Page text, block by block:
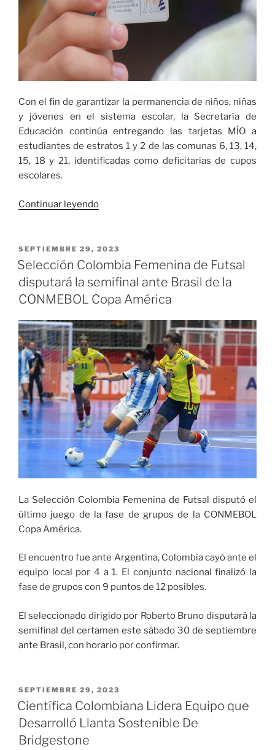
Con el fin de garantizar la permanencia de niños, niñas
y jóvenes en el sistema escolar, la Secretaría de
Educación continúa entregando las tarjetas MÍO a
estudiantes de estratos 1 y 2 de las comunas 6, 13, 14,
15, 18 y 21, identificadas como deficitarias de cupos
escolares.
Continuar leyendo«Continúa
de
tarjetas
MÍO
estudiantes
de
planteles
oficiales
de
los
estratos
1
y
2
de
seis
PUBLICADO
EL
SEPTIEMBRE 29, 2023
Selección Colombia Femenina de Futsal
disputará la semifinal ante Brasil de la
CONMEBOL Copa América
La Selección Colombia Femenina de Futsal disputó el
último juego de la fase de grupos de la CONMEBOL
Copa América.
El encuentro fue ante Argentina, Colombia cayó ante el
equipo local por 4 a 1. El conjunto nacional finalizó la
fase de grupos con 9 puntos de 12 posibles.
El seleccionado dirigido por Roberto Bruno disputará la
semifinal del certamen este sábado 30 de septiembre
ante Brasil, con horario por confirmar.
PUBLICADO
EL
SEPTIEMBRE 29, 2023
Científica Colombiana Lidera Equipo que
Desarrolló Llanta Sostenible De
Bridgestone